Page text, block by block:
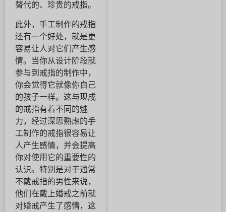
替代的、珍贵的戒指。
此外，手工制作的戒指
还有一个好处，就是更
容易让人对它们产生感
情。当你从设计阶段就
参与到戒指的制作中，
你会觉得它就像你自己
的孩子一样。这与现成
的戒指有着不同的魅
力，经过深思熟虑的手
工制作的戒指很容易让
人产生感情，并会提高
你对使用它的重要性的
认识。特别是对于通常
不戴戒指的男性来说，
他们在戴上婚戒之前就
对婚戒产生了感情，这